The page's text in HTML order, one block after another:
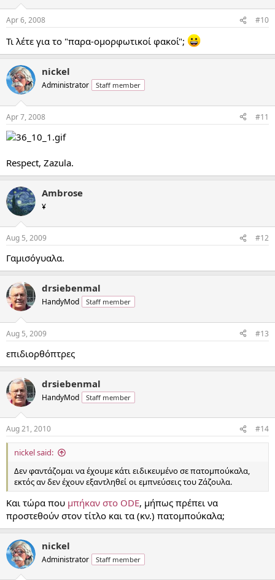
Apr 6, 2008 #10
Τι λέτε για το "παρα-ομορφωτικοί φακοί";
nickel
Administrator Staff member
Apr 7, 2008 #11
Respect, Zazula.
Ambrose
¥
Aug 5, 2009 #12
Γαμισόγυαλα.
drsiebenmal
HandyMod Staff member
Aug 5, 2009 #13
επιδιορθόπτρες
drsiebenmal
HandyMod Staff member
Aug 21, 2010 #14
nickel said:
Δεν φαντάζομαι να έχουμε κάτι ειδικευμένο σε πατομπούκαλα,
εκτός αν δεν έχουν εξαντληθεί οι εμπνεύσεις του Ζάζουλα.
Και τώρα που μπήκαν στο ODE, μήπως πρέπει να
προστεθούν στον τίτλο και τα (κν.) πατομπούκαλα;
nickel
Administrator Staff member